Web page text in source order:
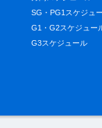
SG・PG1スケジュ
G1・G2スケジュー
G3スケジュール